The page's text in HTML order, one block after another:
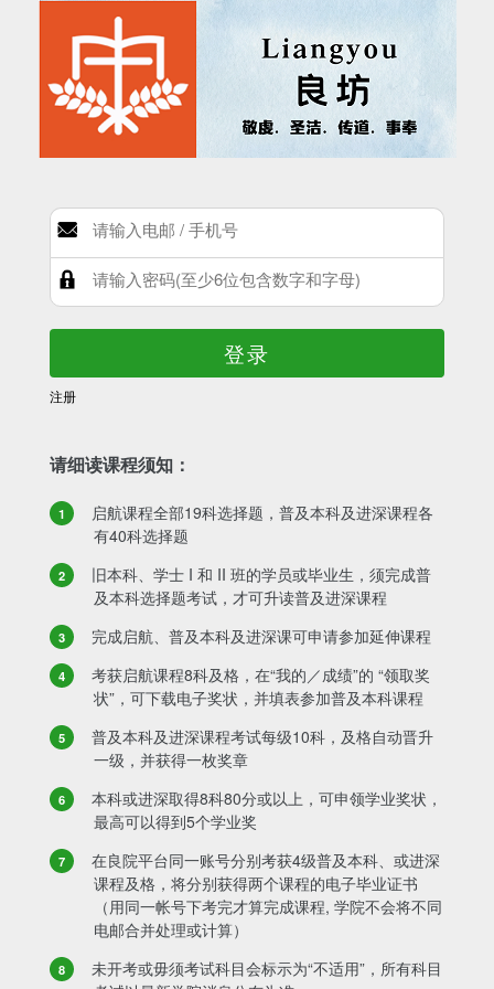
登录
注册
请细读课程须知：
启航课程全部19科选择题，普及本科及进深课程各
有40科选择题
旧本科、学士 I 和 II 班的学员或毕业生，须完成普
及本科选择题考试，才可升读普及进深课程
完成启航、普及本科及进深课可申请参加延伸课程
考获启航课程8科及格，在“我的／成绩”的 “领取奖
状”，可下载电子奖状，并填表参加普及本科课程
普及本科及进深课程考试每级10科，及格自动晋升
一级，并获得一枚奖章
本科或进深取得8科80分或以上，可申领学业奖状，
最高可以得到5个学业奖
在良院平台同一账号分别考获4级普及本科、或进深
课程及格，将分别获得两个课程的电子毕业证书
（用同一帐号下考完才算完成课程, 学院不会将不同
电邮合并处理或计算）
未开考或毋须考试科目会标示为“不适用”，所有科目